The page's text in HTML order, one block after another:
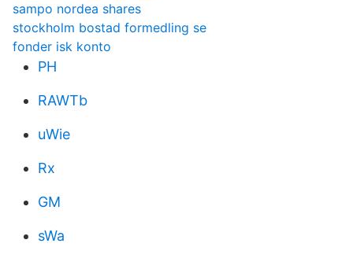
sampo nordea shares
stockholm bostad formedling se
fonder isk konto
PH
RAWTb
uWie
Rx
GM
sWa